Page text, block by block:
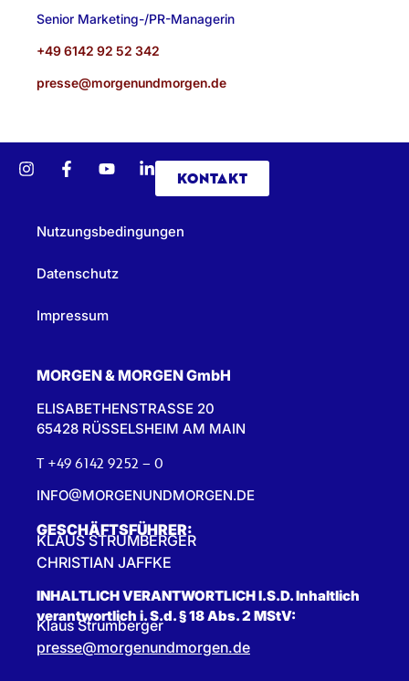
Senior Marketing-/PR-Managerin
+49 6142 92 52 342
presse@morgenundmorgen.de
KONTAKT
Nutzungsbedingungen
Datenschutz
Impressum
MORGEN & MORGEN GmbH
ELISABETHENSTRASSE 20
65428 RÜSSELSHEIM AM MAIN
T +49 6142 9252 – 0
INFO@MORGENUNDMORGEN.DE
GESCHÄFTSFÜHRER:
KLAUS STRUMBERGER
CHRISTIAN JAFFKE
INHALTLICH VERANTWORTLICH I.S.D. Inhaltlich
verantwortlich i. S.d. § 18 Abs. 2 MStV:
Klaus Strumberger
presse@morgenundmorgen.de